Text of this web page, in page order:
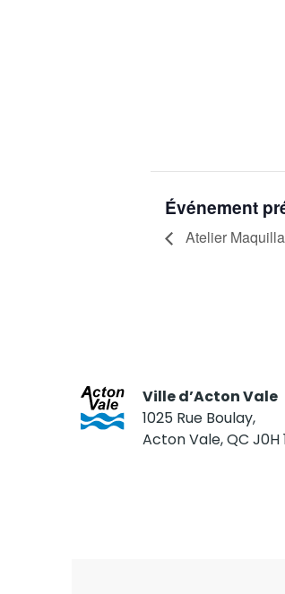
Événement
Atelier
Ville d’Acton Vale
1025 Rue Boulay,
Acton Vale, QC J0H